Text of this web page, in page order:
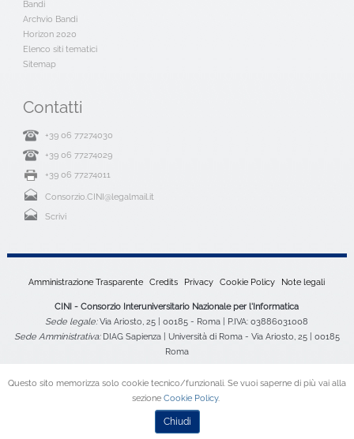
Bandi
Archvio Bandi
Horizon 2020
Elenco siti tematici
Sitemap
Contatti
+39 06 77274030
+39 06 77274029
+39 06 77274011
Consorzio.CINI@legalmail.it
Scrivi
Amministrazione Trasparente Credits Privacy Cookie Policy Note legali
CINI - Consorzio Interuniversitario Nazionale per l'Informatica
Sede legale:Via Ariosto, 25 | 00185 - Roma | P.IVA: 03886031008
Sede Amministrativa:DIAG Sapienza | Università di Roma - Via Ariosto, 25 | 00185
Roma
Questo sito memorizza solo cookie tecnico/funzionali. Se vuoi saperne di più vai alla
sezione Cookie Policy.
Chiudi